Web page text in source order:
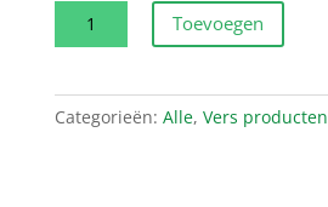
Uien
1
aantal
Toevoegen
Categorieën: Alle, Vers producten